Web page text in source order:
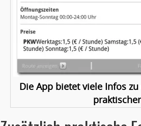
Die App bietet viele Infos